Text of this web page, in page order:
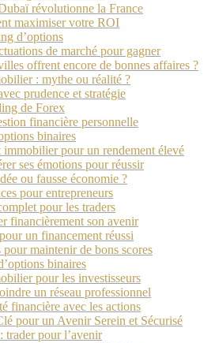
révolutionne la France
maximiser votre ROI
d’options
de marché pour gagner
offrent encore de bonnes affaires ?
: mythe ou réalité ?
prudence et stratégie
de Forex
financière personnelle
binaires
immobilier pour un rendement élevé
ses émotions pour réussir
ou fausse économie ?
pour entrepreneurs
pour les traders
financièrement son avenir
un financement réussi
maintenir de bons scores
binaires
pour les investisseurs
un réseau professionnel
financière avec les actions
pour un Avenir Serein et Sécurisé
trader pour l’avenir